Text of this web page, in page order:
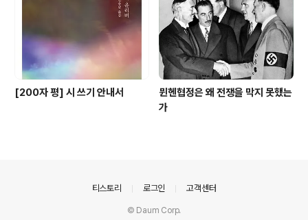
[200자 평] 시 쓰기 안내서
뮌헨협정은 왜 전쟁을 막지 못했는
가
티스토리 로그인 고객센터
© Daum Corp.